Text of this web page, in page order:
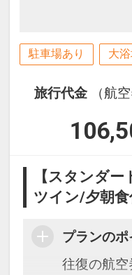
駐車場あり 大
旅行代金
（航
【スタンダ
ツイン/夕朝食
プランのポ
往復の航